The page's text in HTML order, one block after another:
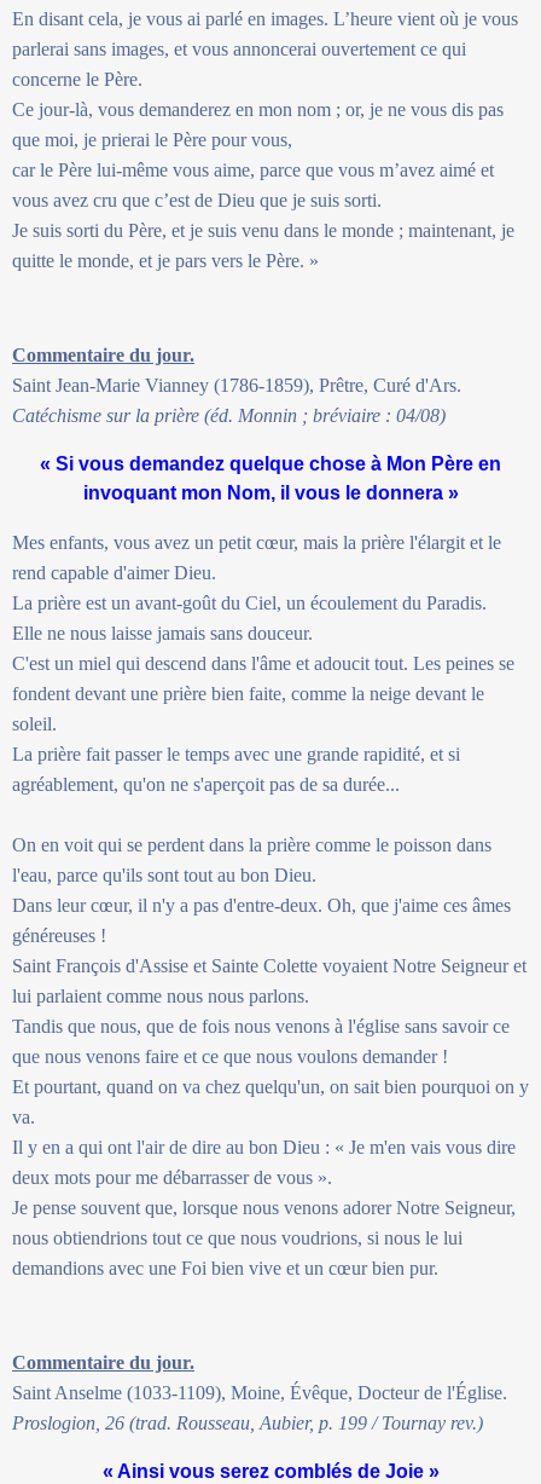
En disant cela, je vous ai parlé en images. L’heure vient où je vous
parlerai sans images, et vous annoncerai ouvertement ce qui
concerne le Père.
Ce jour-là, vous demanderez en mon nom ; or, je ne vous dis pas
que moi, je prierai le Père pour vous,
car le Père lui-même vous aime, parce que vous m’avez aimé et
vous avez cru que c’est de Dieu que je suis sorti.
Je suis sorti du Père, et je suis venu dans le monde ; maintenant, je
quitte le monde, et je pars vers le Père. »
Commentaire du jour.
Saint Jean-Marie Vianney (1786-1859), Prêtre, Curé d'Ars.
Catéchisme sur la prière (éd. Monnin ; bréviaire : 04/08)
« Si vous demandez quelque chose à Mon Père en
invoquant mon Nom, il vous le donnera »
Mes enfants, vous avez un petit cœur, mais la prière l'élargit et le
rend capable d'aimer Dieu.
La prière est un avant-goût du Ciel, un écoulement du Paradis.
Elle ne nous laisse jamais sans douceur.
C'est un miel qui descend dans l'âme et adoucit tout. Les peines se
fondent devant une prière bien faite, comme la neige devant le
soleil.
La prière fait passer le temps avec une grande rapidité, et si
agréablement, qu'on ne s'aperçoit pas de sa durée...
On en voit qui se perdent dans la prière comme le poisson dans
l'eau, parce qu'ils sont tout au bon Dieu.
Dans leur cœur, il n'y a pas d'entre-deux. Oh, que j'aime ces âmes
généreuses !
Saint François d'Assise et Sainte Colette voyaient Notre Seigneur et
lui parlaient comme nous nous parlons.
Tandis que nous, que de fois nous venons à l'église sans savoir ce
que nous venons faire et ce que nous voulons demander !
Et pourtant, quand on va chez quelqu'un, on sait bien pourquoi on y
va.
Il y en a qui ont l'air de dire au bon Dieu : « Je m'en vais vous dire
deux mots pour me débarrasser de vous ».
Je pense souvent que, lorsque nous venons adorer Notre Seigneur,
nous obtiendrions tout ce que nous voudrions, si nous le lui
demandions avec une Foi bien vive et un cœur bien pur.
Commentaire du jour.
Saint Anselme (1033-1109), Moine, Évêque, Docteur de l'Église.
Proslogion, 26 (trad. Rousseau, Aubier, p. 199 / Tournay rev.)
« Ainsi vous serez comblés de Joie »